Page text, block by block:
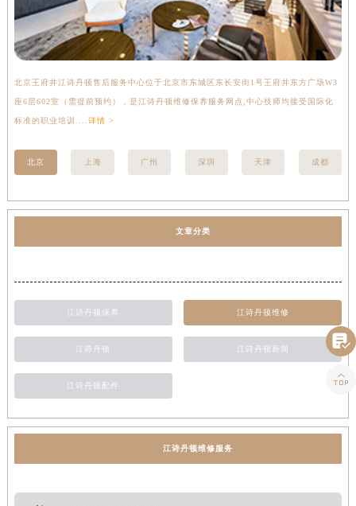
北京王府井江诗丹顿售后服务中心位于北京市东城区东长安街1号王府井东方广场W3
座6层602室（需提前预约），是江诗丹顿维修保养服务网点,中心技师均接受国际化
标准的职业培训.... 详情 >
北京 上海 广州 深圳 天津 成都
文章分类
江诗丹顿保养 江诗丹顿维修
江诗丹顿 江诗丹顿新闻
江诗丹顿配件
江诗丹顿维修服务

